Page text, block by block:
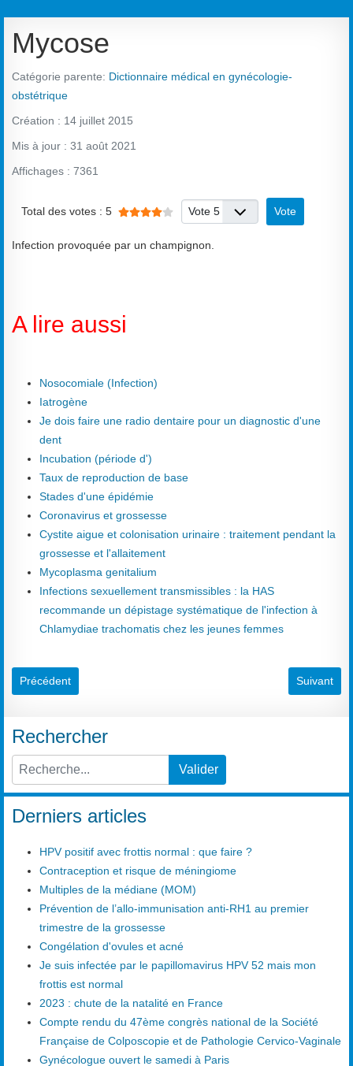
Mycose
Catégorie parente: Dictionnaire médical en gynécologie-
obstétrique
Création : 14 juillet 2015
Mis à jour : 31 août 2021
Affichages : 7361
Total des votes : 5 Veuillez voter
Infection provoquée par un champignon.
A lire aussi
Nosocomiale (Infection)
Iatrogène
Je dois faire une radio dentaire pour un diagnostic d'une
dent
Incubation (période d')
Taux de reproduction de base
Stades d'une épidémie
Coronavirus et grossesse
Cystite aigue et colonisation urinaire : traitement pendant la
grossesse et l'allaitement
Mycoplasma genitalium
Infections sexuellement transmissibles : la HAS
recommande un dépistage systématique de l'infection à
Chlamydiae trachomatis chez les jeunes femmes
Article précédent : Multiples de la médiane (MOM)
Précédent Article
Suivant
Rechercher
Type 2 or more characters for results.
Valider
Derniers articles
HPV positif avec frottis normal : que faire ?
Contraception et risque de méningiome
Multiples de la médiane (MOM)
Prévention de l’allo-immunisation anti-RH1 au premier
trimestre de la grossesse
Congélation d'ovules et acné
Je suis infectée par le papillomavirus HPV 52 mais mon
frottis est normal
2023 : chute de la natalité en France
Compte rendu du 47ème congrès national de la Société
Française de Colposcopie et de Pathologie Cervico-Vaginale
Gynécologue ouvert le samedi à Paris